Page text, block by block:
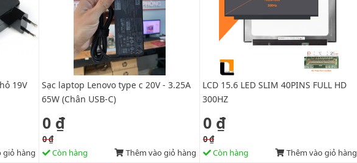
19V
giỏ hàng
Sạc laptop Lenovo type c 20V - 3.25A
65W (Chân USB-C)
0 ₫
0 ₫
Còn hàng
Thêm vào giỏ hàng
LCD 15.6 LED SLIM 40PINS FULL HD
300HZ
0 ₫
0 ₫
Còn hàng
Thêm vào giỏ hàng